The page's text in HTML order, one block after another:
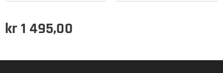
kr1 495,00